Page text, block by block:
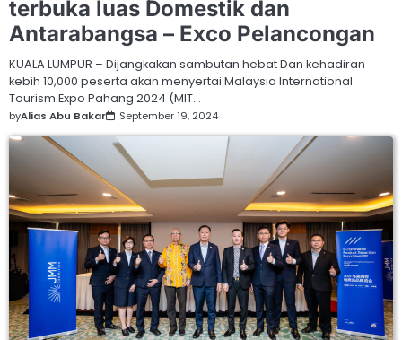
terbuka luas Domestik dan
Antarabangsa – Exco Pelancongan
KUALA LUMPUR – Dijangkakan sambutan hebat Dan kehadiran
kebih 10,000 peserta akan menyertai Malaysia International
Tourism Expo Pahang 2024 (MIT…
byAlias Abu Bakar September 19, 2024